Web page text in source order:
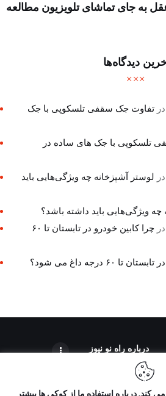
به جای تماشای تلویزیون مطالعه
دیدگاه‌ها
درتفاوت جک سقفی تلسکوپی با جک
تلسکوپی با جک های ساده در
در لوستر آشپزخانه چه ویژگی‌هایی باید
چه ویژگی‌هایی باید داشته باشد؟
در
چرا کابین خودرو در تابستان تا ۶۰
۶۰ درجه داغ می شود؟
درباره راه‌ نو نیوز
کند. درباره استفاده ما از کوکی ها بیشتر